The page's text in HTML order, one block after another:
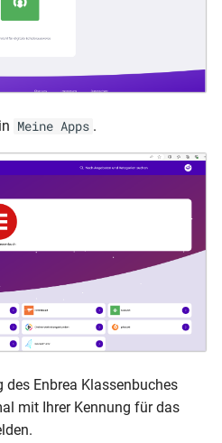
Meine Apps .
Enbrea Klassenbuches
mit Ihrer Kennung für das